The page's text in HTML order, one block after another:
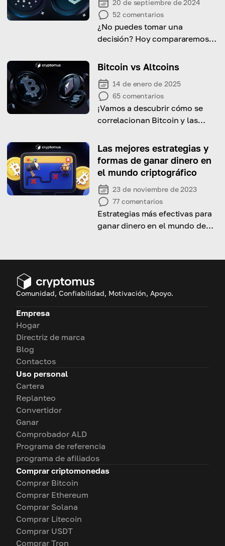
20 de septiembre de 2024
52 comentarios
¿No puedes tomar una
decisión? Hoy compararemos
de sus características clave
Bitcoin vs Altcoins
14 de enero de 2025
65 comentarios
¡Vamos a descubrir cómo se
correlacionan Bitcoin y las
mejor inversión para ti!
Las mejores estrategias y
formas de ganar dinero en
el mundo criptográfico
23 de noviembre de 2023
77 comentarios
Estrategias más efectivas para
ganar dinero en el mundo de
Comunidad, Confiabilidad, Motivación, Apoyo.
Empresa
Hogar
Directriz de marca
Blog
Contactos
Uso personal
Cartera
Replanteo
Convertidor
Ganar
Comprobador ALD
Programa de referencia
programa de afiliados
Comprar criptomonedas
Comprar Bitcoin
Comprar Ethereum
Comprar Solana
Comprar Litecoin
Comprar USDT
Comprar Tron